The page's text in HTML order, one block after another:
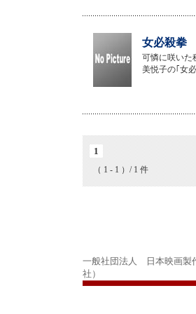
女必殺拳
可憐に咲いた
美悦子の｢女
1
（ 1 - 1 ）/ 1 件
一般社団法人 日本映画製
社）